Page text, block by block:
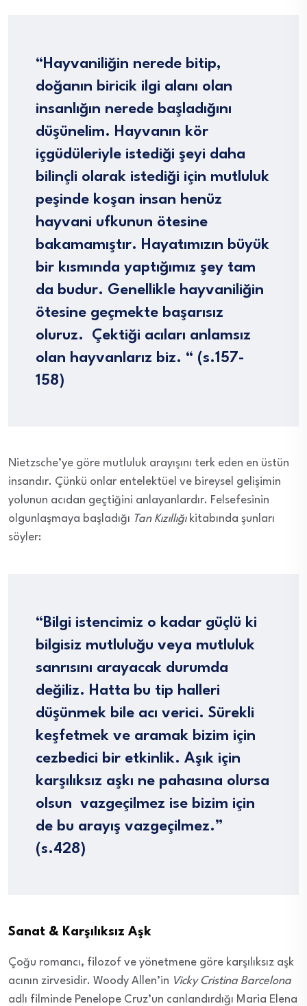
“Hayvaniliğin nerede bitip,
doğanın biricik ilgi alanı olan
insanlığın nerede başladığını
düşünelim. Hayvanın kör
içgüdüleriyle istediği şeyi daha
bilinçli olarak istediği için mutluluk
peşinde koşan insan henüz
hayvani ufkunun ötesine
bakamamıştır. Hayatımızın büyük
bir kısmında yaptığımız şey tam
da budur. Genellikle hayvaniliğin
ötesine geçmekte başarısız
oluruz. Çektiği acıları anlamsız
olan hayvanlarız biz. “ (s.157-
158)
Nietzsche’ye göre mutluluk arayışını terk eden en üstün
insandır. Çünkü onlar entelektüel ve bireysel gelişimin
yolunun acıdan geçtiğini anlayanlardır. Felsefesinin
olgunlaşmaya başladığı Tan Kızıllığıkitabında şunları
söyler:
“Bilgi istencimiz o kadar güçlü ki
bilgisiz mutluluğu veya mutluluk
sanrısını arayacak durumda
değiliz. Hatta bu tip halleri
düşünmek bile acı verici. Sürekli
keşfetmek ve aramak bizim için
cezbedici bir etkinlik. Aşık için
karşılıksız aşkı ne pahasına olursa
olsun vazgeçilmez ise bizim için
de bu arayış vazgeçilmez.”
(s.428)
Sanat & Karşılıksız Aşk
Çoğu romancı, filozof ve yönetmene göre karşılıksız aşk
acının zirvesidir. Woody Allen’in Vicky Cristina Barcelona
adlı filminde Penelope Cruz’un canlandırdığı Maria Elena